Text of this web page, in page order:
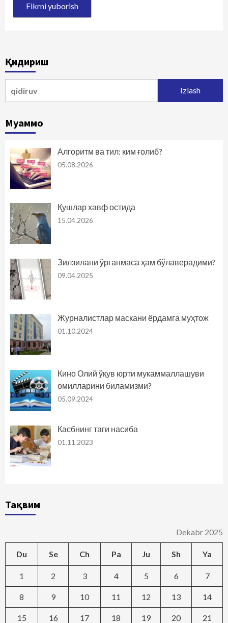
Қидириш
Муаммо
Алгоритм ва тил: ким ғолиб?
05.08.2026
Қушлар хавф остида
15.04.2026
Зилзилани ўрганмаса ҳам бўлаверадими?
09.04.2025
Журналистлар маскани ёрдамга муҳтож
01.10.2024
Кино Олий ўқув юрти мукаммаллашуви
омилларини биламизми?
05.09.2024
Касбнинг таги насиба
01.11.2023
Тақвим
Dekabr 2025
Du Se Ch Pa Ju Sh Ya
1 2 3 4 5 6 7
8 9 10 11 12 13 14
15 16 17 18 19 20 21